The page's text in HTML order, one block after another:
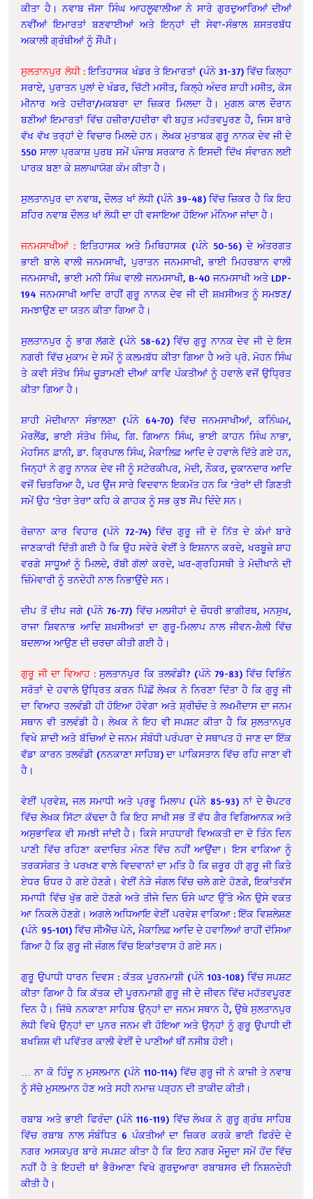
ਕੀਤਾ ਹੈ। ਨਵਾਬ ਜੱਸਾ ਸਿੰਘ ਆਹਲੂਵਾਲੀਆ ਨੇ ਸਾਰੇ ਗੁਰਦੁਆਰਿਆਂ ਦੀਆਂ
ਨਵੀਂਆਂ ਇਮਾਰਤਾਂ ਬਣਵਾਈਆਂ ਅਤੇ ਇਨ੍ਹਾਂ ਦੀ ਸੇਵਾ-ਸੰਭਾਲ ਸ਼ਸਤਰਬੱਧ
ਅਕਾਲੀ ਗ੍ਰੰਥੀਆਂ ਨੂੰ ਸੌਂਪੀ।
ਸੁਲਤਾਨਪੁਰ ਲੋਧੀ :ਇਤਿਹਾਸਕ ਖੰਡਰ ਤੇ ਇਮਾਰਤਾਂ (ਪੰਨੇ 31-37) ਵਿੱਚ ਕਿਲ੍ਹਾ
ਸਰਾਏ, ਪੁਰਾਤਨ ਪੁਲਾਂ ਦੇ ਖੰਡਰ, ਚਿੱਟੀ ਮਸੀਤ, ਕਿਲ੍ਹੇ ਅੰਦਰ ਸ਼ਾਹੀ ਮਸੀਤ, ਕੋਸ
ਮੀਨਾਰ ਅਤੇ ਹਦੀਰਾ/ਮਕਬਰਾ ਦਾ ਜ਼ਿਕਰ ਮਿਲਦਾ ਹੈ। ਮੁਗਲ ਕਾਲ ਦੌਰਾਨ
ਬਣੀਆਂ ਇਮਾਰਤਾਂ ਵਿੱਚ ਹਜ਼ੀਰਾ/ਹਦੀਰਾ ਵੀ ਬਹੁਤ ਮਹੱਤਵਪੂਰਣ ਹੈ, ਜਿਸ ਬਾਰੇ
ਵੱਖ ਵੱਖ ਤਰ੍ਹਾਂ ਦੇ ਵਿਚਾਰ ਮਿਲਦੇ ਹਨ। ਲੇਖਕ ਮੁਤਾਬਕ ਗੁਰੂ ਨਾਨਕ ਦੇਵ ਜੀ ਦੇ
550 ਸਾਲਾ ਪ੍ਰਕਾਸ਼ ਪੁਰਬ ਸਮੇਂ ਪੰਜਾਬ ਸਰਕਾਰ ਨੇ ਇਸਦੀ ਦਿੱਖ ਸੰਵਾਰਨ ਲਈ
ਪਾਰਕ ਬਣਾ ਕੇ ਸ਼ਲਾਘਾਯੋਗ ਕੰਮ ਕੀਤਾ ਹੈ।
ਸੁਲਤਾਨਪੁਰ ਦਾ ਨਵਾਬ, ਦੌਲਤ ਖਾਂ ਲੋਧੀ (ਪੰਨੇ 39-48) ਵਿੱਚ ਜ਼ਿਕਰ ਹੈ ਕਿ ਇਹ
ਸ਼ਹਿਰ ਨਵਾਬ ਦੌਲਤ ਖਾਂ ਲੋਧੀ ਦਾ ਹੀ ਵਸਾਇਆ ਹੋਇਆ ਮੰਨਿਆ ਜਾਂਦਾ ਹੈ।
ਜਨਮਸਾਖੀਆਂ : ਇਤਿਹਾਸਕ ਅਤੇ ਮਿਥਿਹਾਸਕ (ਪੰਨੇ 50-56) ਦੇ ਅੰਤਰਗਤ
ਭਾਈ ਬਾਲੇ ਵਾਲੀ ਜਨਮਸਾਖੀ, ਪੁਰਾਤਨ ਜਨਮਸਾਖੀ, ਭਾਈ ਮਿਹਰਬਾਨ ਵਾਲੀ
ਜਨਮਸਾਖੀ, ਭਾਈ ਮਨੀ ਸਿੰਘ ਵਾਲੀ ਜਨਮਸਾਖੀ, B-40 ਜਨਮਸਾਖੀ ਅਤੇ LDP-
194 ਜਨਮਸਾਖੀ ਆਦਿ ਰਾਹੀਂ ਗੁਰੂ ਨਾਨਕ ਦੇਵ ਜੀ ਦੀ ਸ਼ਖ਼ਸੀਅਤ ਨੂੰ ਸਮਝਣ/
ਸਮਝਾਉਣ ਦਾ ਯਤਨ ਕੀਤਾ ਗਿਆ ਹੈ।
ਸੁਲਤਾਨਪੁਰ ਨੂੰ ਭਾਗ ਲੱਗਣੇ (ਪੰਨੇ 58-62) ਵਿੱਚ ਗੁਰੂ ਨਾਨਕ ਦੇਵ ਜੀ ਦੇ ਇਸ
ਨਗਰੀ ਵਿੱਚ ਮੁਕਾਮ ਦੇ ਸਮੇਂ ਨੂੰ ਕਲਮਬੱਧ ਕੀਤਾ ਗਿਆ ਹੈ ਅਤੇ ਪ੍ਰੋ. ਮੋਹਨ ਸਿੰਘ
ਤੇ ਕਵੀ ਸੰਤੋਖ ਸਿੰਘ ਚੂੜਾਮਣੀ ਦੀਆਂ ਕਾਵਿ ਪੰਕਤੀਆਂ ਨੂੰ ਹਵਾਲੇ ਵਜੋਂ ਉਧ੍ਰਿਤ
ਕੀਤਾ ਗਿਆ ਹੈ।
ਸ਼ਾਹੀ ਮੋਦੀਖਾਨਾ ਸੰਭਾਲਣਾ (ਪੰਨੇ 64-70) ਵਿੱਚ ਜਨਮਸਾਖੀਆਂ, ਕਨਿੰਘਮ,
ਮੋਰਲੈਂਡ, ਭਾਈ ਸੰਤੋਖ ਸਿੰਘ, ਗਿ. ਗਿਆਨ ਸਿੰਘ, ਭਾਈ ਕਾਹਨ ਸਿੰਘ ਨਾਭਾ,
ਮੋਹਸਿਨ ਫ਼ਾਨੀ, ਡਾ. ਕ੍ਰਿਪਾਲ ਸਿੰਘ, ਮੈਕਾਲਿਫ਼ ਆਦਿ ਦੇ ਹਵਾਲੇ ਦਿੱਤੇ ਗਏ ਹਨ,
ਜਿਨ੍ਹਾਂ ਨੇ ਗੁਰੂ ਨਾਨਕ ਦੇਵ ਜੀ ਨੂੰ ਸਟੋਰਕੀਪਰ, ਮੋਦੀ, ਨੌਕਰ, ਦੁਕਾਨਦਾਰ ਆਦਿ
ਵਜੋਂ ਚਿਤਰਿਆ ਹੈ, ਪਰ ਉਂਜ ਸਾਰੇ ਵਿਦਵਾਨ ਇਕਮੱਤ ਹਨ ਕਿ ‘ਤੇਰਾਂ’ ਦੀ ਗਿਣਤੀ
ਸਮੇਂ ਉਹ ‘ਤੇਰਾ ਤੇਰਾ’ ਕਹਿ ਕੇ ਗਾਹਕ ਨੂੰ ਸਭ ਕੁਝ ਸੌਂਪ ਦਿੰਦੇ ਸਨ।
ਰੋਜ਼ਾਨਾ ਕਾਰ ਵਿਹਾਰ (ਪੰਨੇ 72-74) ਵਿੱਚ ਗੁਰੂ ਜੀ ਦੇ ਨਿੱਤ ਦੇ ਕੰਮਾਂ ਬਾਰੇ
ਜਾਣਕਾਰੀ ਦਿੱਤੀ ਗਈ ਹੈ ਕਿ ਉਹ ਸਵੇਰੇ ਵੇਈਂ ਤੇ ਇਸ਼ਨਾਨ ਕਰਦੇ, ਖਰਬੂਜ਼ੇ ਸ਼ਾਹ
ਵਰਗੇ ਸਾਧੂਆਂ ਨੂੰ ਮਿਲਦੇ, ਰੱਬੀ ਗੱਲਾਂ ਕਰਦੇ, ਘਰ-ਗ੍ਰਹਿਸਥੀ ਤੇ ਮੋਦੀਖਾਨੇ ਦੀ
ਜ਼ਿੰਮੇਵਾਰੀ ਨੂੰ ਤਨਦੇਹੀ ਨਾਲ ਨਿਭਾਉਂਦੇ ਸਨ।
ਦੀਪ ਤੋਂ ਦੀਪ ਜਗੇ (ਪੰਨੇ 76-77) ਵਿੱਚ ਮਲਸੀਹਾਂ ਦੇ ਚੌਧਰੀ ਭਾਗੀਰਥ, ਮਨਸੁਖ,
ਰਾਜਾ ਸ਼ਿਵਨਾਭ ਆਦਿ ਸ਼ਖ਼ਸੀਅਤਾਂ ਦਾ ਗੁਰੂ-ਮਿਲਾਪ ਨਾਲ ਜੀਵਨ-ਸ਼ੈਲੀ ਵਿੱਚ
ਬਦਲਾਅ ਆਉਣ ਦੀ ਚਰਚਾ ਕੀਤੀ ਗਈ ਹੈ।
ਗੁਰੂ ਜੀ ਦਾ ਵਿਆਹ : ਸੁਲਤਾਨਪੁਰ ਕਿ ਤਲਵੰਡੀ? (ਪੰਨੇ 79-83) ਵਿੱਚ ਵਿਭਿੰਨ
ਸਰੋਤਾਂ ਦੇ ਹਵਾਲੇ ਉਧ੍ਰਿਤ ਕਰਨ ਪਿੱਛੋਂ ਲੇਖਕ ਨੇ ਨਿਰਣਾ ਦਿੱਤਾ ਹੈ ਕਿ ਗੁਰੂ ਜੀ
ਦਾ ਵਿਆਹ ਤਲਵੰਡੀ ਹੀ ਹੋਇਆ ਹੋਵੇਗਾ ਅਤੇ ਸ਼੍ਰੀਚੰਦ ਤੇ ਲਖਮੀਦਾਸ ਦਾ ਜਨਮ
ਸਥਾਨ ਵੀ ਤਲਵੰਡੀ ਹੈ। ਲੇਖਕ ਨੇ ਇਹ ਵੀ ਸਪਸ਼ਟ ਕੀਤਾ ਹੈ ਕਿ ਸੁਲਤਾਨਪੁਰ
ਵਿਖੇ ਸ਼ਾਦੀ ਅਤੇ ਬੱਚਿਆਂ ਦੇ ਜਨਮ ਸੰਬੰਧੀ ਪਰੰਪਰਾ ਦੇ ਸਥਾਪਤ ਹੋ ਜਾਣ ਦਾ ਇੱਕ
ਵੱਡਾ ਕਾਰਨ ਤਲਵੰਡੀ (ਨਨਕਾਣਾ ਸਾਹਿਬ) ਦਾ ਪਾਕਿਸਤਾਨ ਵਿੱਚ ਰਹਿ ਜਾਣਾ ਵੀ
ਹੈ।
ਵੇਈਂ ਪ੍ਰਵੇਸ਼, ਜਲ ਸਮਾਧੀ ਅਤੇ ਪ੍ਰਭੂ ਮਿਲਾਪ (ਪੰਨੇ 85-93) ਨਾਂ ਦੇ ਚੈਪਟਰ
ਵਿੱਚ ਲੇਖਕ ਸਿੱਟਾ ਕੱਢਦਾ ਹੈ ਕਿ ਇਹ ਸਾਖੀ ਸਭ ਤੋਂ ਵੱਧ ਗੈਰ ਵਿਗਿਆਨਕ ਅਤੇ
ਅਸੁਭਾਵਿਕ ਵੀ ਸਮਝੀ ਜਾਂਦੀ ਹੈ। ਕਿਸੇ ਸਾਹਧਾਰੀ ਵਿਅਕਤੀ ਦਾ ਦੋ ਤਿੰਨ ਦਿਨ
ਪਾਣੀ ਵਿੱਚ ਰਹਿਣਾ ਕਦਾਚਿਤ ਮੰਨਣ ਵਿੱਚ ਨਹੀਂ ਆਉਂਦਾ। ਇਸ ਵਾਕਿਆ ਨੂੰ
ਤਰਕਸੰਗਤ ਤੇ ਪਰਖਣ ਵਾਲੇ ਵਿਦਵਾਨਾਂ ਦਾ ਮਤਿ ਹੈ ਕਿ ਜ਼ਰੂਰ ਹੀ ਗੁਰੂ ਜੀ ਕਿਤੇ
ਏਧਰ ਓਧਰ ਹੋ ਗਏ ਹੋਣਗੇ। ਵੇਈਂ ਨੇੜੇ ਜੰਗਲ ਵਿੱਚ ਚਲੇ ਗਏ ਹੋਣਗੇ, ਇਕਾਂਤਵੱਸ
ਸਮਾਧੀ ਵਿੱਚ ਖੁੱਭ ਗਏ ਹੋਣਗੇ ਅਤੇ ਤੀਜੇ ਦਿਨ ਓਸੇ ਘਾਟ ਉੱਤੇ ਐਨ ਉਸੇ ਵਕਤ
ਆ ਨਿਕਲੇ ਹੋਣਗੇ। ਅਗਲੇ ਅਧਿਆਇ ਵੇਈਂ ਪਰਵੇਸ਼ ਵਾਕਿਆ : ਇੱਕ ਵਿਸ਼ਲੇਸ਼ਣ
(ਪੰਨੇ 95-101) ਵਿੱਚ ਸੀਐੱਚ ਪੇਨੇ, ਮੈਕਾਲਿਫ਼ ਆਦਿ ਦੇ ਹਵਾਲਿਆਂ ਰਾਹੀਂ ਦੱਸਿਆ
ਗਿਆ ਹੈ ਕਿ ਗੁਰੂ ਜੀ ਜੰਗਲ ਵਿੱਚ ਇਕਾਂਤਵਾਸ ਹੋ ਗਏ ਸਨ।
ਗੁਰੂ ਉਪਾਧੀ ਧਾਰਨ ਦਿਵਸ : ਕੱਤਕ ਪੂਰਨਮਾਸ਼ੀ (ਪੰਨੇ 103-108) ਵਿੱਚ ਸਪਸ਼ਟ
ਕੀਤਾ ਗਿਆ ਹੈ ਕਿ ਕੱਤਕ ਦੀ ਪੂਰਨਮਾਸ਼ੀ ਗੁਰੂ ਜੀ ਦੇ ਜੀਵਨ ਵਿੱਚ ਮਹੱਤਵਪੂਰਣ
ਦਿਨ ਹੈ। ਜਿੱਥੇ ਨਨਕਾਣਾ ਸਾਹਿਬ ਉਨ੍ਹਾਂ ਦਾ ਜਨਮ ਸਥਾਨ ਹੈ, ਉਥੇ ਸੁਲਤਾਨਪੁਰ
ਲੋਧੀ ਵਿਖੇ ਉਨ੍ਹਾਂ ਦਾ ਪੁਨਰ ਜਨਮ ਵੀ ਹੋਇਆ ਅਤੇ ਉਨ੍ਹਾਂ ਨੂੰ ਗੁਰੂ ਉਪਾਧੀ ਦੀ
ਬਖਸ਼ਿਸ਼ ਵੀ ਪਵਿੱਤਰ ਕਾਲੀ ਵੇਈਂ ਦੇ ਪਾਣੀਆਂ ਥੀਂ ਨਸੀਬ ਹੋਈ।
… ਨਾ ਕੋ ਹਿੰਦੂ ਨ ਮੁਸਲਮਾਨ (ਪੰਨੇ 110-114) ਵਿੱਚ ਗੁਰੂ ਜੀ ਨੇ ਕਾਜ਼ੀ ਤੇ ਨਵਾਬ
ਨੂੰ ਸੱਚੇ ਮੁਸਲਮਾਨ ਹੋਣ ਅਤੇ ਸਹੀ ਨਮਾਜ਼ ਪੜ੍ਹਨ ਦੀ ਤਾਕੀਦ ਕੀਤੀ।
ਰਬਾਬ ਅਤੇ ਭਾਈ ਫਿਰੰਦਾ (ਪੰਨੇ 116-119) ਵਿੱਚ ਲੇਖਕ ਨੇ ਗੁਰੂ ਗ੍ਰੰਥ ਸਾਹਿਬ
ਵਿੱਚ ਰਬਾਬ ਨਾਲ ਸੰਬੰਧਿਤ 6 ਪੰਕਤੀਆਂ ਦ‍ਾ ਜ਼ਿਕਰ ਕਰਕੇ ਭਾਈ ਫਿਰੰਦੇ ਦੇ
ਨਗਰ ਅਸਕਪੁਰ ਬਾਰੇ ਸਪਸ਼ਟ ਕੀਤਾ ਹੈ ਕਿ ਇਹ ਨਗਰ ਮੌਜੂਦਾ ਸਮੇਂ ਹੋਂਦ ਵਿੱਚ
ਨਹੀਂ ਹੈ ਤੇ ਇਹਦੀ ਥਾਂ ਭੈਰੋਆਣਾ ਵਿਖੇ ਗੁਰਦੁਆਰਾ ਰਬਾਬਸਰ ਦੀ ਨਿਸ਼ਨਦੇਹੀ
ਕੀਤੀ ਹੈ।